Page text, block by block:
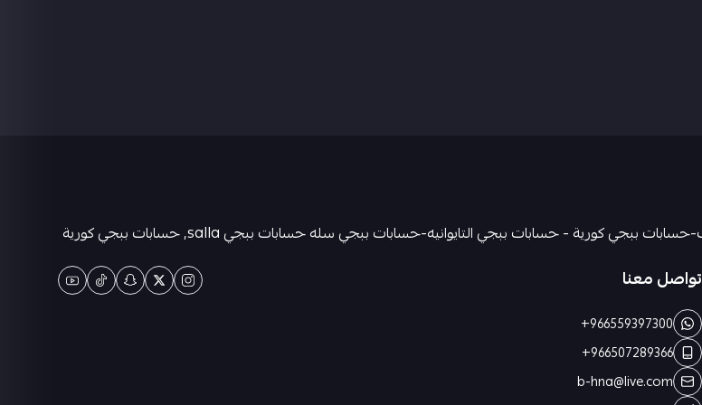
متجر كيان حسابات ببجي العالمية . حسابات ببجي عشوائية-متجر ببجي حسابات-حسابات ببجي كورية - حسابات ببجي التايوانيه-حسابات ببجي سله حسابات ببجي salla, حسابات ببجي كورية
تواصل معنا
+966559397300
+966507289366
b-hna@live.com